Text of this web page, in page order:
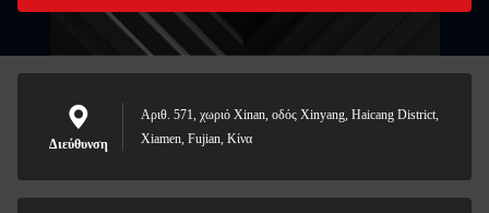
Διεύθυνση
Αριθ. 571, χωριό Xinan, οδός Xinyang, Haicang District,
Xiamen, Fujian, Κίνα